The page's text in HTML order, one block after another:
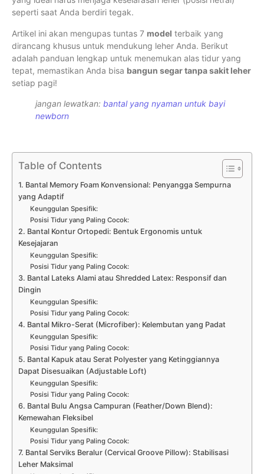
seperti saat Anda berdiri tegak.
Artikel ini akan mengupas tuntas 7 model terbaik yang
dirancang khusus untuk mendukung leher Anda. Berikut
adalah panduan lengkap untuk menemukan alas tidur yang
tepat, memastikan Anda bisa bangun segar tanpa sakit leher
setiap pagi!
jangan lewatkan: bantal yang nyaman untuk bayi
newborn
Table of Contents
1. Bantal Memory Foam Konvensional: Penyangga Sempurna
yang Adaptif
Keunggulan Spesifik:
Posisi Tidur yang Paling Cocok:
2. Bantal Kontur Ortopedi: Bentuk Ergonomis untuk
Kesejajaran
Keunggulan Spesifik:
Posisi Tidur yang Paling Cocok:
3. Bantal Lateks Alami atau Shredded Latex: Responsif dan
Dingin
Keunggulan Spesifik:
Posisi Tidur yang Paling Cocok:
4. Bantal Mikro-Serat (Microfiber): Kelembutan yang Padat
Keunggulan Spesifik:
Posisi Tidur yang Paling Cocok:
5. Bantal Kapuk atau Serat Polyester yang Ketinggiannya
Dapat Disesuaikan (Adjustable Loft)
Keunggulan Spesifik:
Posisi Tidur yang Paling Cocok:
6. Bantal Bulu Angsa Campuran (Feather/Down Blend):
Kemewahan Fleksibel
Keunggulan Spesifik:
Posisi Tidur yang Paling Cocok:
7. Bantal Serviks Beralur (Cervical Groove Pillow): Stabilisasi
Leher Maksimal